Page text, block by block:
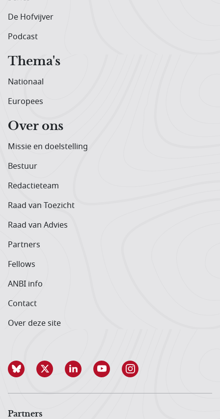
De Hofvijver
Podcast
Thema's
Nationaal
Europees
Over ons
Missie en doelstelling
Bestuur
Redactieteam
Raad van Toezicht
Raad van Advies
Partners
Fellows
ANBI info
Contact
Over deze site
Partners